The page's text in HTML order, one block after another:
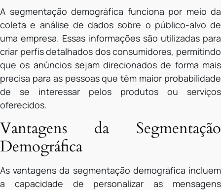
A segmentação demográfica funciona por meio da
coleta e análise de dados sobre o público-alvo de
uma empresa. Essas informações são utilizadas para
criar perfis detalhados dos consumidores, permitindo
que os anúncios sejam direcionados de forma mais
precisa para as pessoas que têm maior probabilidade
de se interessar pelos produtos ou serviços
oferecidos.
Vantagens da Segmentação
Demográfica
As vantagens da segmentação demográfica incluem
a capacidade de personalizar as mensagens